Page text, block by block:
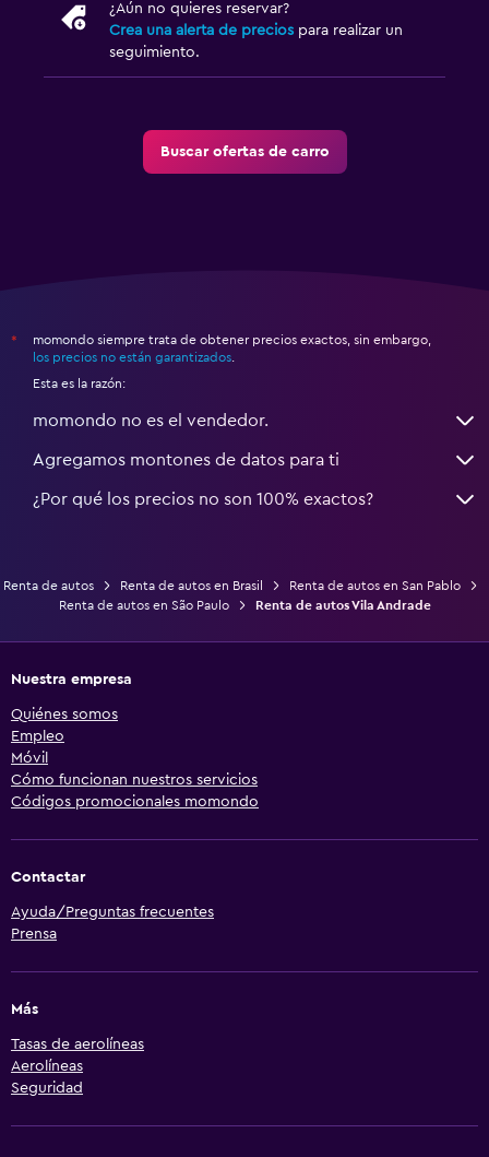
¿Aún no quieres reservar?
Crea una alerta de precios para realizar un
seguimiento.
Buscar ofertas de carro
*
momondo siempre trata de obtener precios exactos, sin embargo,
los precios no están garantizados.
Esta es la razón:
momondo no es el vendedor.
Agregamos montones de datos para ti
¿Por qué los precios no son 100% exactos?
Renta de autos Renta de autos en Brasil
Renta de autos en San Pablo
Renta de autos en São Paulo
Renta de autos Vila Andrade
Nuestra empresa
Quiénes somos
Empleo
Móvil
Cómo funcionan nuestros servicios
Códigos promocionales momondo
Contactar
Ayuda/Preguntas frecuentes
Prensa
Más
Tasas de aerolíneas
Aerolíneas
Seguridad